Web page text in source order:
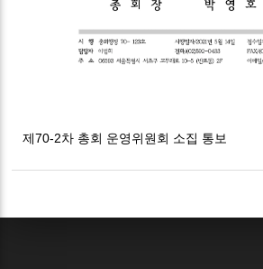
제70-2차 총회 운영위원회 소집 통보